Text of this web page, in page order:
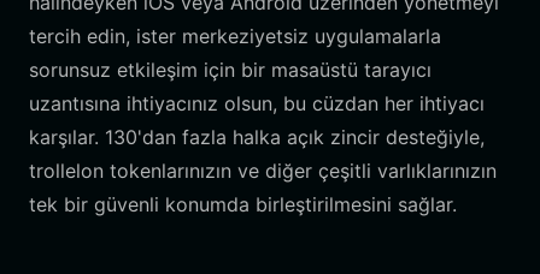
tercih edin, ister merkeziyetsiz uygulamalarla
sorunsuz etkileşim için bir masaüstü tarayıcı
uzantısına ihtiyacınız olsun, bu cüzdan her ihtiyacı
karşılar. 130'dan fazla halka açık zincir desteğiyle,
trollelon tokenlarınızın ve diğer çeşitli varlıklarınızın
tek bir güvenli konumda birleştirilmesini sağlar.